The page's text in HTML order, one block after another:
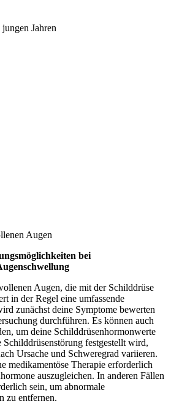
Jahren
Augen
bei
Augen, die mit der Schilddrüse
in der Regel eine umfassende
zunächst deine Symptome bewerten
durchführen. Es können auch
um deine Schilddrüsenhormonwerte
festgestellt wird,
Ursache und Schweregrad variieren.
medikamentöse Therapie erforderlich
auszugleichen. In anderen Fällen
sein, um abnormale
zu entfernen.